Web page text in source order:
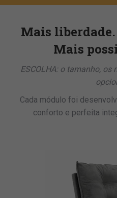
Mais
Mais
ESCOLHA: o tamanho, os
Cada módulo foi
conforto e perfeita